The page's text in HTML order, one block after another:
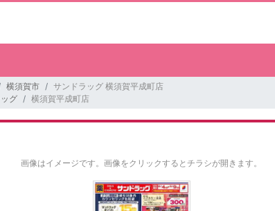
横須賀市
サンドラッグ 横須賀平成町店
グ 横須賀平成町店
画像はイメージです。 画像をクリックするとチラシが開きます。